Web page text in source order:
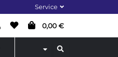
Service
0,00 €